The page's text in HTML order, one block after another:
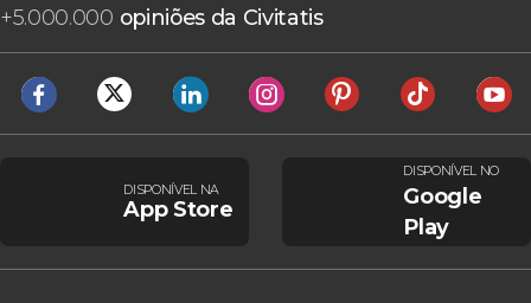
+5.000.000 opiniões da Civitatis
DISPONÍVEL NA
App Store
DISPONÍVEL NO
Google
Play